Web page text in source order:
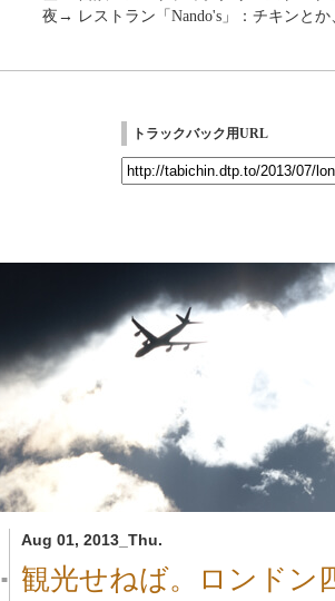
夜→ レストラン「Nando's」：チキンと
トラックバック用URL
Aug 01, 2013_Thu.
■ 観光せねば。ロンドン